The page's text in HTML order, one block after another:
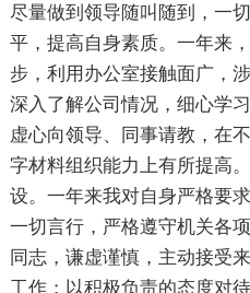
尽量做到领导随叫随到，一
平，提高自身素质。一年来
步，利用办公室接触面广，
深入了解公司情况，细心学
虚心向领导、同事请教，在
字材料组织能力上有所提高
设。一年来我对自身严格要
一切言行，严格遵守机关各
同志，谦虚谨慎，主动接受
工作；以积极负责的态度对